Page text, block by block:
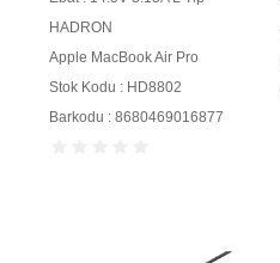
HADRON
Apple MacBook Air Pro
Stok Kodu : HD8802
Barkodu : 8680469016877